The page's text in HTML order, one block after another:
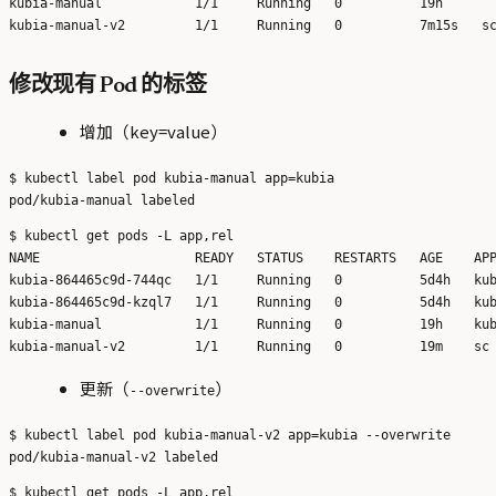
修改现有 Pod 的标签
增加（key=value）
$ kubectl label pod kubia-manual app=kubia
$ kubectl get pods -L app,rel
NAME                    READY   STATUS    RESTARTS   AGE
kubia-864465c9d-744qc   1/1     Running   0          5d4h
kubia-864465c9d-kzql7   1/1     Running   0          5d4h
kubia-manual            1/1     Running   0          19h
更新（ --overwrite）
$ kubectl label pod kubia-manual-v2 app=kubia --overwrite
$ kubectl get pods -L app,rel